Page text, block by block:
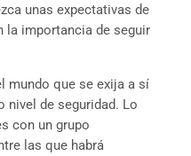
unas expectativas de
la importancia de seguir
mundo que se exija a sí
nivel de seguridad. Lo
con un grupo
las que habrá